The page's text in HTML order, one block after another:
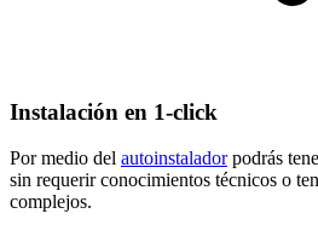
Instalación en 1-click
Por medio del autoinstaladorpodrás
sin requerir conocimientos técnicos o
complejos.